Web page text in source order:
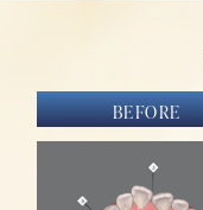
BEFORE
BEFORE
BEFORE
BEFORE
BEFORE
BEFORE
BEFORE